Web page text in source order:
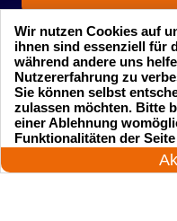
Startseite
24 Stunden am Tag
Wir nutzen Cookies auf
ihnen sind essenziell für
während andere uns
Nutzererfahrung zu
Sie können selbst
zulassen möchten. Bitte
einer Ablehnung
Funktionalitäten der